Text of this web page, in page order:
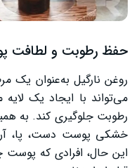
حفظ رطوبت و لطافت
روغن نارگیل به‌عنوان یک
می‌تواند با ایجاد یک
رطوبت جلوگیری کند. به
خشکی پوست دست، پا،
این حال، افرادی که پوست